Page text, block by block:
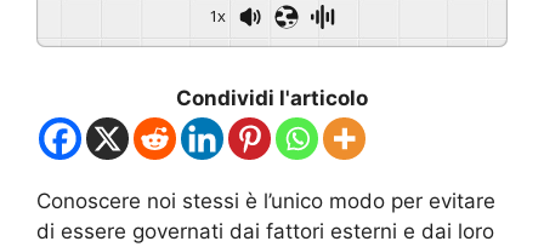
1x
Condividi l'articolo
Conoscere noi stessi è l’unico modo per evitare
di essere governati dai fattori esterni e dai loro